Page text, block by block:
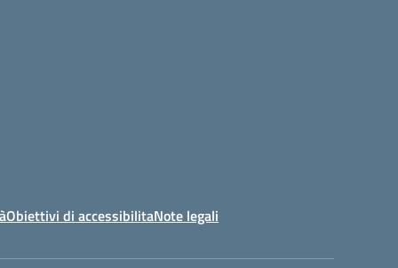
Obiettivi di accessibilitaNote legali